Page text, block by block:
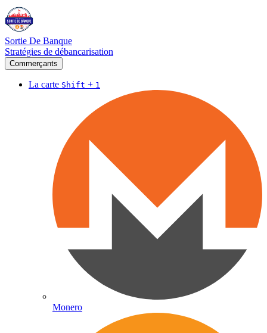
Sortie De Banque
Stratégies de débancarisation
Commerçants
La carte Shift + 1
Monero